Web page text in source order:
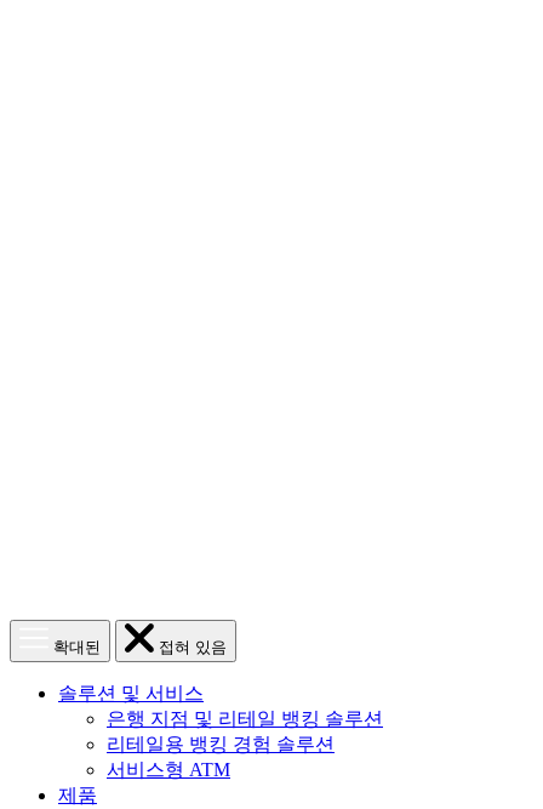
확대된
메
뉴
기
접혀 있음
솔루션 및 서비스
은행 지점 및 리테일 뱅킹 솔루션
리테일용 뱅킹 경험 솔루션
서비스형 ATM
제품